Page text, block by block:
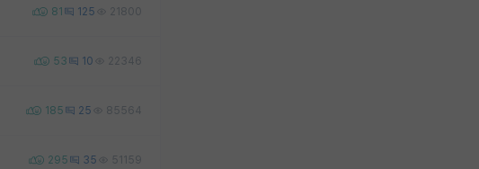
81 125 21800
53 10 22346
185 25 85564
295 35 51159